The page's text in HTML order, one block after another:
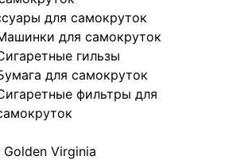
для самокруток
для самокруток
гильзы
для самокруток
фильтры для
Golden Virginia